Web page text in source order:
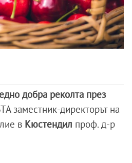
добра реколта през
заместник-директорът на
в Кюстендил проф. д-р